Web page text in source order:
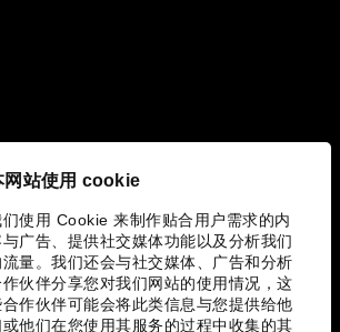
网站使用 cookie
们使用 Cookie 来制作贴合用户需求的内
广告、提供社交媒体功能以及分析我们
流量。我们还会与社交媒体、广告和分析
伙伴分享您对我们网站的使用情况，这
作伙伴可能会将此类信息与您提供给他
他们在您使用其服务的过程中收集的其